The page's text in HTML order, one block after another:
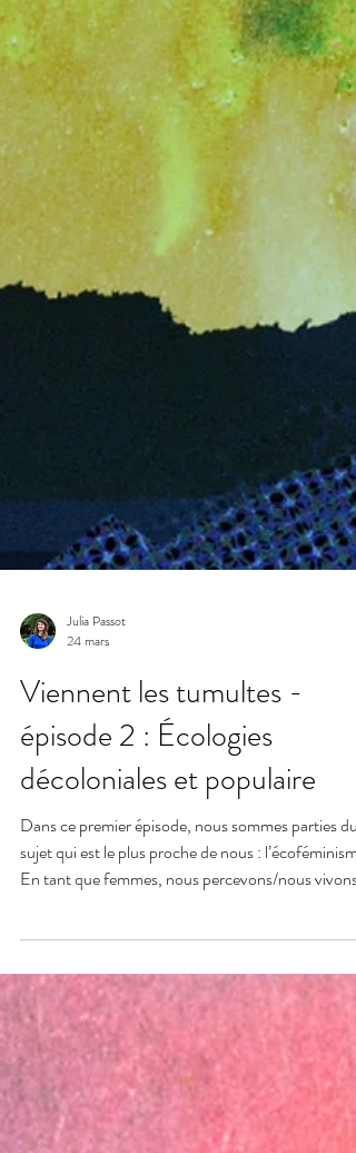
Julia Passot
Viennent les tumultes -
épisode 2 : Écologies
décoloniales et populaire
Dans ce premier épisode, nous sommes parties du
vision essentialiste qui voudrait faire destin
communs de nos corps et de la “nature”. Nous
souhaitons aller plus loin en refusant cette vision
essentialiste, en dépassant même la vision binaire
genre, pour entrer dans le trouble, et naviguer dans
la fluidité qui dépasse les polarités avec les vies